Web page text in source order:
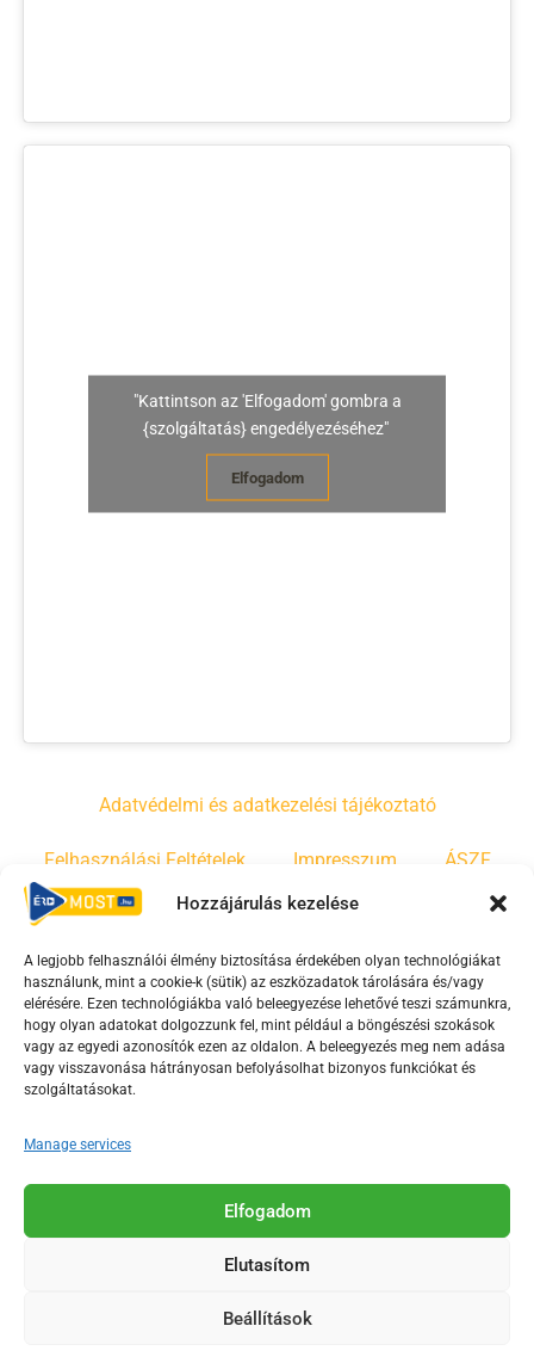
Hozzájárulás kezelése
A legjobb felhasználói élmény biztosítása érdekében olyan technológiákat
használunk, mint a cookie-k (sütik) az eszközadatok tárolására és/vagy
elérésére. Ezen technológiákba való beleegyezése lehetővé teszi számunkra,
hogy olyan adatokat dolgozzunk fel, mint például a böngészési szokások
vagy az egyedi azonosítók ezen az oldalon. A beleegyezés meg nem adása
vagy visszavonása hátrányosan befolyásolhat bizonyos funkciókat és
szolgáltatásokat.
Manage services
Elfogadom
Elutasítom
Beállítások
"Kattintson az 'Elfogadom' gombra a
{szolgáltatás} engedélyezéséhez"
Elfogadom
Adatvédelmi és adatkezelési tájékoztató
Felhasználási Feltételek Impresszum ÁSZF
Irányelvek Moderálási szabályzat
F
a
c
e
o
o
-
Y
o
u
t
b
e
s
T
i
k
Az Érd Média médiaszolgáltatási tevékenységét a
Médiatanács a Magyar Média Mecenatúra program
2018-2026. © Minden jog fenntartva, Érd Megyei Jogú Város